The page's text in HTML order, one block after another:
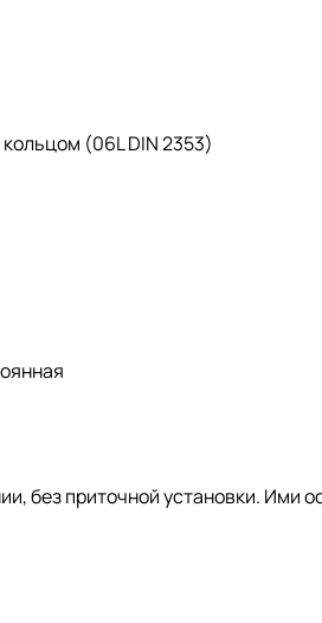
(06L DIN 2353)
без приточной установки. Ими